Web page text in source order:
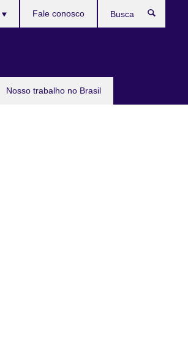
Nosso trabalho no Brasil
Fale conosco